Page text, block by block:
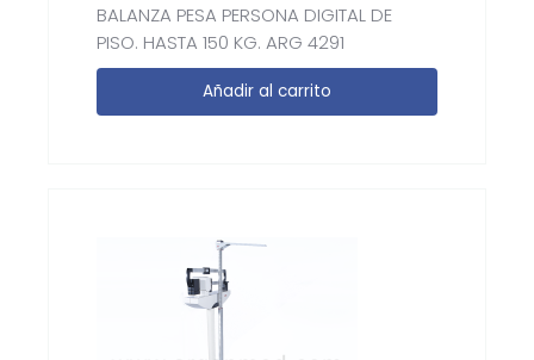
BALANZA PESA PERSONA DIGITAL DE
PISO. HASTA 150 KG. ARG 4291
Añadir al carrito